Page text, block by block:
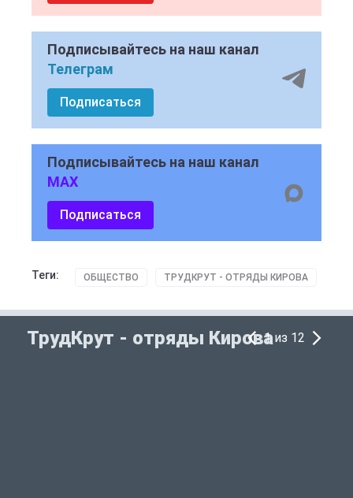
Подписывайтесь на наш канал
Телеграм
Подписаться
Подписывайтесь на наш канал
MAX
Подписаться
Теги: ОБЩЕСТВО ТРУДКРУТ - ОТРЯДЫ КИРОВА
ТрудКрут - отряды Кирова1 из 12